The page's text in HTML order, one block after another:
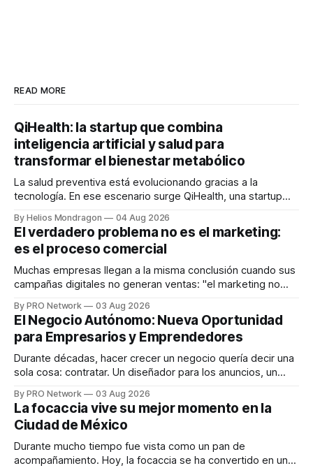
READ MORE
QiHealth: la startup que combina
inteligencia artificial y salud para
transformar el bienestar metabólico
La salud preventiva está evolucionando gracias a la
tecnología. En ese escenario surge QiHealth, una startup
dispositivos inteligentes, inteligencia artificial y monitoreo
en tiempo real para ayudar a las personas a tomar mejores
decisiones sobre su salud metabólica. Su propuesta busca
responder
By Helios Mondragon 04 Aug 2026
El verdadero problema no es el marketing:
es el proceso comercial
Muchas empresas llegan a la misma conclusión cuando sus
campañas digitales no generan ventas: "el marketing no
INTERIUS, el problema suele estar en otro lugar. Durante
una entrevista para el podcast SER PRO, el especialista en
marketing digital explicó que
By PRO Network 03 Aug 2026
El Negocio Autónomo: Nueva Oportunidad
para Empresarios y Emprendedores
Durante décadas, hacer crecer un negocio quería decir una
sola cosa: contratar. Un diseñador para los anuncios, un
para los textos, alguien que supiera de publicidad digital
para encontrar prospectos, un vendedor para atender
llamadas y mensajes, y —con suerte— una persona
By PRO Network 03 Aug 2026
La focaccia vive su mejor momento en la
Ciudad de México
Durante mucho tiempo fue vista como un pan de
acompañamiento. Hoy, la focaccia se ha convertido en uno